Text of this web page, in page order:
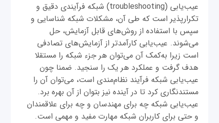
عیب‌یابی (troubleshooting) شبکه فرآیندی دقیق و
تکرارپذیر است که طی آن، مشکلات شبکه شناسایی و
سپس با استفاده از روش‌های قابل آزمایش، حل
می‌شوند. عیب‌یابی کارآمدتر از آزمایش‌های تصادفی
است زیرا به‌کمک آن می‌توان هر جزء شبکه را مستقلا
هدف گرفت و عملکرد هر یک را سنجید. ضمنا چون
عیب‌یابی شبکه فرآیند نظام‌مندی است، می‌توان آن را
مستندنگاری کرد تا در آینده نیز بتوان از آن بهره برد.
عیب‌یابی شبکه چه برای مهندسان و چه برای علاقمندان
و حتی برای کاربران شبکه مهارت مفید و مهمی است.